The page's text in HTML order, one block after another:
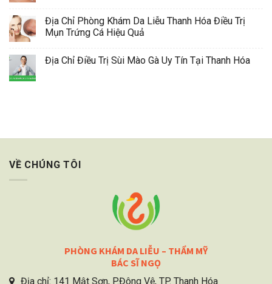
Địa Chỉ Phòng Khám Da Liễu Thanh Hóa Điều Trị
Mụn Trứng Cá Hiệu Quả
Địa Chỉ Điều Trị Sùi Mào Gà Uy Tín Tại Thanh Hóa
VỀ CHÚNG TÔI
PHÒNG KHÁM DA LIỄU – THẨM MỸ
BÁC SĨ NGỌ
Địa chỉ: 141 Mật Sơn, P.Đông Vệ, TP. Thanh Hóa